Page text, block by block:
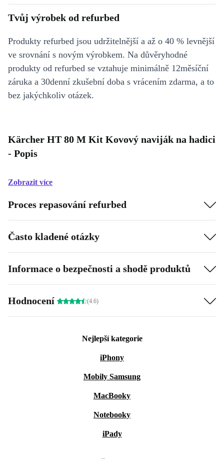
Tvůj výrobek od refurbed
Produkty refurbed jsou udržitelnější a až o 40 % levnější
ve srovnání s novým výrobkem. Na důvěryhodné
produkty od refurbed se vztahuje minimálně 12měsíční
záruka a 30denní zkušební doba s vrácením zdarma, a to
bez jakýchkoliv otázek.
Kärcher HT 80 M Kit Kovový naviják na hadici
- Popis
Zobrazit více
Proces repasování refurbed
Často kladené otázky
Informace o bezpečnosti a shodě produktů
Hodnocení (4.6)
Nejlepší kategorie
iPhony
Mobily Samsung
MacBooky
Notebooky
iPady